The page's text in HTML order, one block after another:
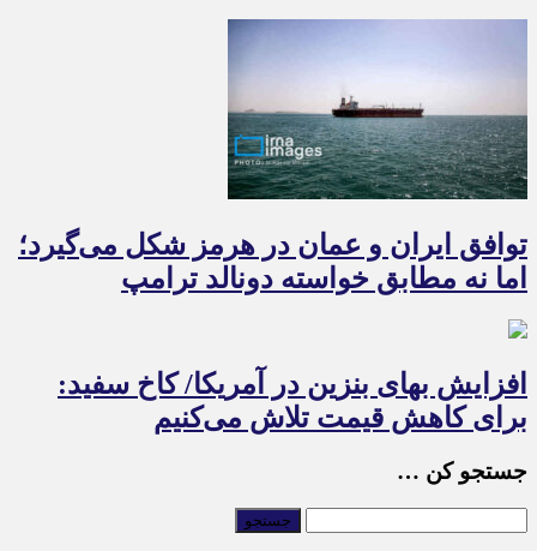
توافق ایران و عمان در هرمز شکل می‌گیرد؛
اما نه مطابق خواسته دونالد ترامپ
افزایش بهای بنزین در آمریکا/ کاخ سفید:
برای کاهش قیمت تلاش می‌کنیم
جستجو کن …